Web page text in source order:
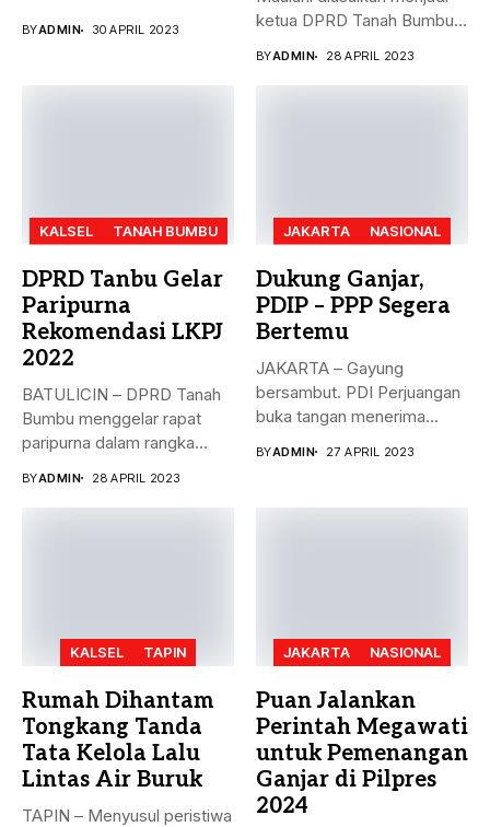
BYADMIN 30 APRIL 2023
ketua DPRD Tanah Bumbu,
BYADMIN 28 APRIL 2023
KALSEL TANAH BUMBU
DPRD Tanbu Gelar
Paripurna
Rekomendasi LKPJ
2022
BATULICIN – DPRD Tanah
Bumbu menggelar rapat
paripurna dalam rangka
BYADMIN 28 APRIL 2023
JAKARTA NASIONAL
Dukung Ganjar,
PDIP – PPP Segera
Bertemu
JAKARTA – Gayung
bersambut. PDI Perjuangan
buka tangan menerima
BYADMIN 27 APRIL 2023
KALSEL TAPIN
Rumah Dihantam
Tongkang Tanda
Tata Kelola Lalu
Lintas Air Buruk
TAPIN – Menyusul peristiwa
JAKARTA NASIONAL
Puan Jalankan
Perintah Megawati
untuk Pemenangan
Ganjar di Pilpres
2024